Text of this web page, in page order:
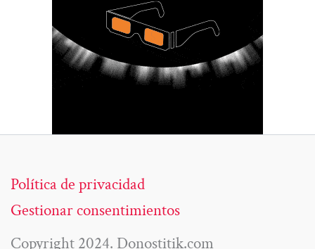
Política de privacidad
Gestionar consentimientos
Copyright 2024. Donostitik.com